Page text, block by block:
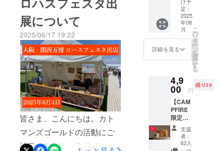
ブランドとして 初めての現
地支援 です。“飲むことが応
援になる” というコンセプト
を、本当に実際のアクショ
ンとして届けることができ
ました。■ 支援が届きにく
い山岳地域の子どもたちへ
寄付先となったラスワ郡
は、険しい山道が続く、物
資が届きにくい地域です。
子どもたちは長い距離を歩
を達成することができまし
た。プロジェクト開始から
多くの方々が共感の声を寄
せてくださり、ページを
シェアしてくださったり、
「応援しています」という
メッセージとともにご支援
を届けてくださったり、ひ
とつひとつの想いが、ここ
までの原動力になりまし
た。心より感謝申し上げま
展について
2025/06/17 19:22
皆さま、こんにちは。カト
マンズゴールドの活動にご
注目いただき、ありがとう
ジェクトに
も力を入れ
ています。
私たちはこ
に、明るく
豊かな未来
を目指して
挑戦を続け
てまいりま
す。
限定オ
リジナ
ルマグ
セット
通常価
格5,900
円相当
→ 特別
4,900円
（送料
込） 標
高
1,500m
以上の
ネパー
ルの農
園で丁
定：
2025
年08
月
詳細を見る
こ
の
リ
タ
ー
ン
を
選
択
す
る
4,9
00 円
残り38
【CAM
PFIRE
限定】
ドリッ
プバッ
グコー
ヒー10
支援
者：
62人